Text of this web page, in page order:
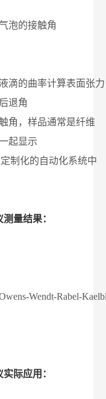
泡的接触角
滴的曲率计算表面张力
退角
角，样品通常是纤维
起显示
制化的自动化系统中
量结果：
Wendt-Rabel-
际应用：